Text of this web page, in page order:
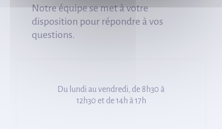
Notre équipe se met à votre
disposition pour répondre à vos
questions.
Du lundi au vendredi, de 8h30 à
12h30 et de 14h à 17h